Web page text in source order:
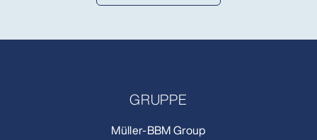
GRUPPE
Müller-BBM Group